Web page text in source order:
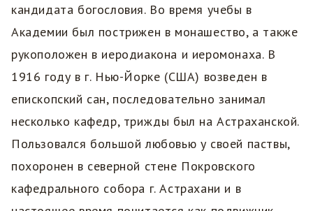
кандидата богословия. Во время учебы в
Академии был пострижен в монашество, а также
рукоположен в иеродиакона и иеромонаха. В
1916 году в г. Нью-Йорке (США) возведен в
епископский сан, последовательно занимал
несколько кафедр, трижды был на Астраханской.
Пользовался большой любовью у своей паствы,
похоронен в северной стене Покровского
кафедрального собора г. Астрахани и в